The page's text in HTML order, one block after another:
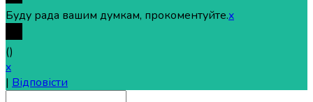
Буду рада вашим думкам, прокоментуйте.x
()
x
| Відповісти